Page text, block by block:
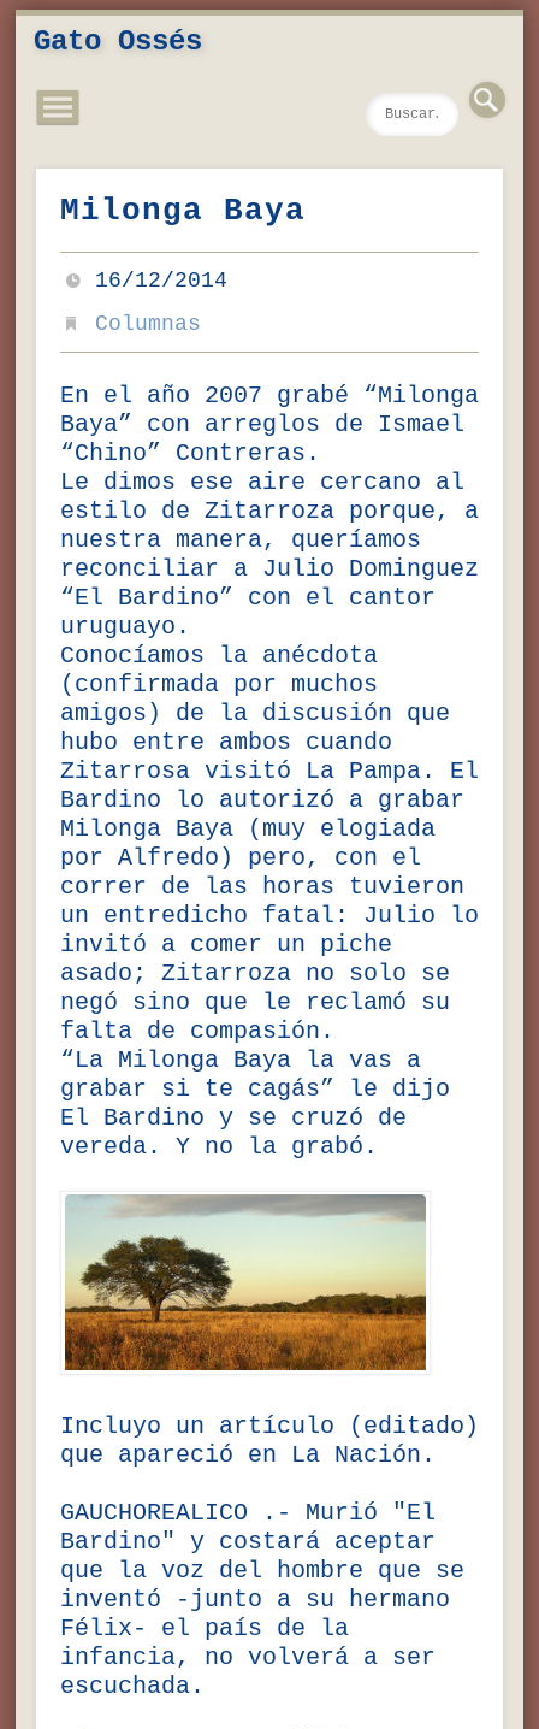
Gato Ossés
Milonga Baya
16/12/2014
Columnas
En el año 2007 grabé “Milonga
Baya” con arreglos de Ismael
“Chino” Contreras.
Le dimos ese aire cercano al
estilo de Zitarroza porque, a
nuestra manera, queríamos
reconciliar a Julio Dominguez
“El Bardino” con el cantor
uruguayo.
Conocíamos la anécdota
(confirmada por muchos
amigos) de la discusión que
hubo entre ambos cuando
Zitarrosa visitó La Pampa. El
Bardino lo autorizó a grabar
Milonga Baya (muy elogiada
por Alfredo) pero, con el
correr de las horas tuvieron
un entredicho fatal: Julio lo
invitó a comer un piche
asado; Zitarroza no solo se
negó sino que le reclamó su
falta de compasión.
“La Milonga Baya la vas a
grabar si te cagás” le dijo
El Bardino y se cruzó de
vereda. Y no la grabó.
Incluyo un artículo (editado)
que apareció en La Nación.
GAUCHOREALICO .- Murió "El
Bardino" y costará aceptar
que la voz del hombre que se
inventó -junto a su hermano
Félix- el país de la
infancia, no volverá a ser
escuchada.